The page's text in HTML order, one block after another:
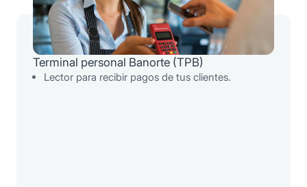
Terminal personal Banorte (TPB)
Lector para recibir pagos de tus clientes.